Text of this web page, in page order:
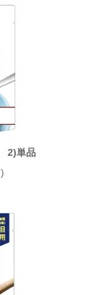
2)単品
込)